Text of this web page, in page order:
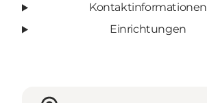
Kontaktinformationen
Einrichtungen